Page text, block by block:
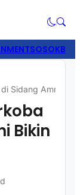
SOSOK
Sidang Ammar
Bikin